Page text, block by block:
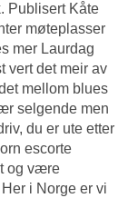
Publisert Kåte
møteplasser
mer Laurdag
vert det meir av
mellom blues
selgende men
du er ute etter
escorte
og være
i Norge er vi